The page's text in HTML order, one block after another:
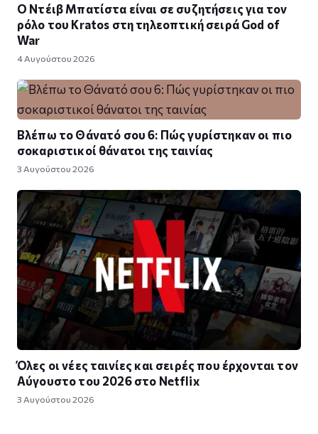
Ο Ντέιβ Μπατίστα είναι σε συζητήσεις για τον
ρόλο του Kratos στη τηλεοπτική σειρά God of
War
4 Αυγούστου 2026
Βλέπω το Θάνατό σου 6: Πώς γυρίστηκαν οι πιο
σοκαριστικοί θάνατοι της ταινίας
3 Αυγούστου 2026
Όλες οι νέες ταινίες και σειρές που έρχονται τον
Αύγουστο του 2026 στο Netflix
3 Αυγούστου 2026